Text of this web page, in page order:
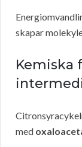
skapar
Kemiska
med